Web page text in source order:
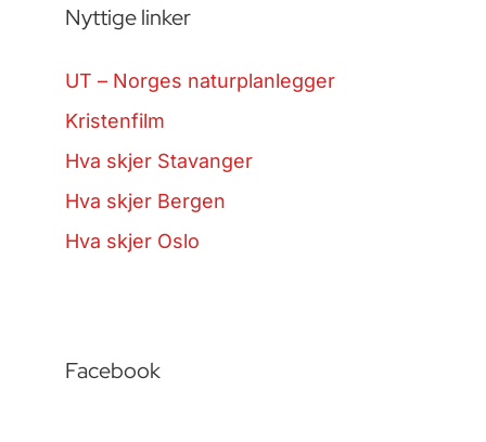
Nyttige linker
UT – Norges naturplanlegger
Kristenfilm
Hva skjer Stavanger
Hva skjer Bergen
Hva skjer Oslo
Facebook